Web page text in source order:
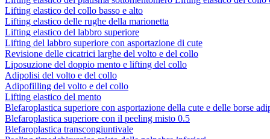
Lifting elastico del collo basso e alto
Lifting elastico delle rughe della marionetta
Lifting elastico del labbro superiore
Lifting del labbro superiore con asportazione di cute
Revisione delle cicatrici larghe del volto e del collo
Liposuzione del doppio mento e lifting del collo
Adipolisi del volto e del collo
Adipofilling del volto e del collo
Lifting elastico del mento
Blefaroplastica superiore con asportazione della cute e delle borse
Blefaroplastica superiore con il peeling misto 0.5
Blefaroplastica transcongiuntivale